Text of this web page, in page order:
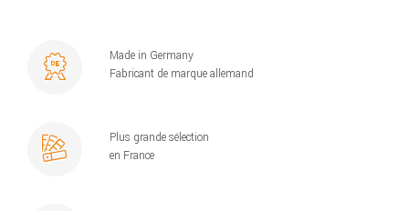
Made in Germany
Fabricant de marque allemand
Plus grande sélection
en France